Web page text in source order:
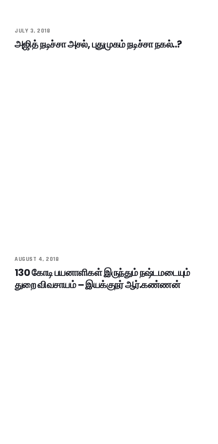
JULY 3, 2018
அஜித் நடிச்சா அசல், புதுமுகம் நடிச்சா நகல்..?
AUGUST 4, 2018
130 கோடி பயனாளிகள் இருந்தும் நஷ்டமடையும்
துறை விவசாயம் – இயக்குநர் ஆர்.கண்ணன்